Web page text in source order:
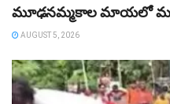
మూఢనమ్మకాల మాయలో మరో
AUGUST 5, 2026